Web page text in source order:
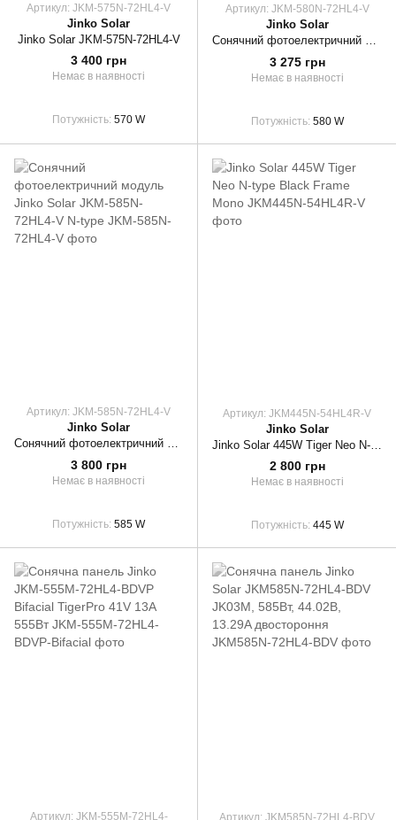
Артикул: JKM-575N-72HL4-V
Jinko Solar
Jinko Solar JKM-575N-72HL4-V
3 400 грн
Немає в наявності
Потужність 570 W
Артикул: JKM-580N-72HL4-V
Jinko Solar
Сонячний фотоелектричний модуль Jinko Solar JKM-580N-72HL4-V N-type
3 275 грн
Немає в наявності
Потужність 580 W
Артикул: JKM-585N-72HL4-V
Jinko Solar
Сонячний фотоелектричний модуль Jinko Solar JKM-585N-72HL4-V N-type
3 800 грн
Немає в наявності
Потужність 585 W
Артикул: JKM445N-54HL4R-V
Jinko Solar
2 800 грн
Немає в наявності
Потужність 445 W
Артикул: JKM-555M-72HL4-